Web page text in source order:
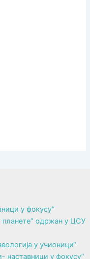
у фокусу“
планете“ одржан у ЦСУ
у учионици“
наставници у фокусу“